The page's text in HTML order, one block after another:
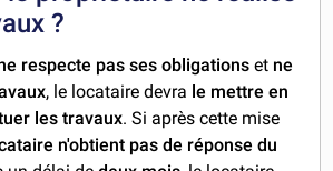
?
respecte pas ses obligations et ne
, le locataire devra le mettre en
les travaux. Si après cette mise
n'obtient pas de réponse du